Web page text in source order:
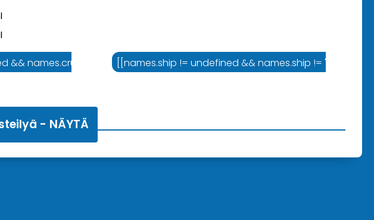
&& names.cruiseline != '' ? names.cruiseline :'Varustamo']]
[[names.ship != undefined && names.ship != '' ?